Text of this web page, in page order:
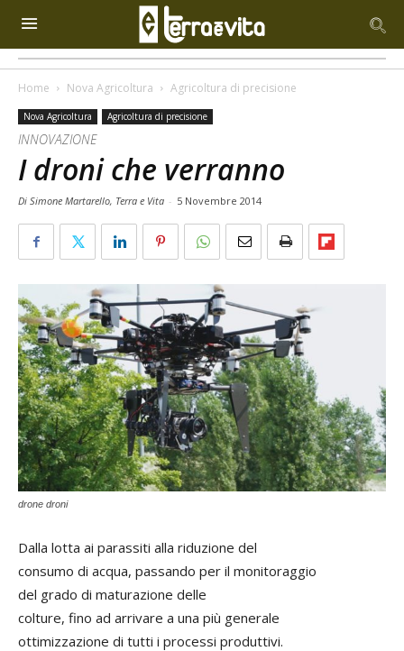
Home Nova Agricoltura Agricoltura di precisione
Nova Agricoltura Agricoltura di precisione
INNOVAZIONE
I droni che verranno
Di Simone Martarello, Terra e Vita - 5 Novembre 2014
drone droni
Dalla lotta ai parassiti alla riduzione del
consumo di acqua, passando per il monitoraggio
del grado di maturazione delle
colture, fino ad arrivare a una più generale
ottimizzazione di tutti i processi produttivi.